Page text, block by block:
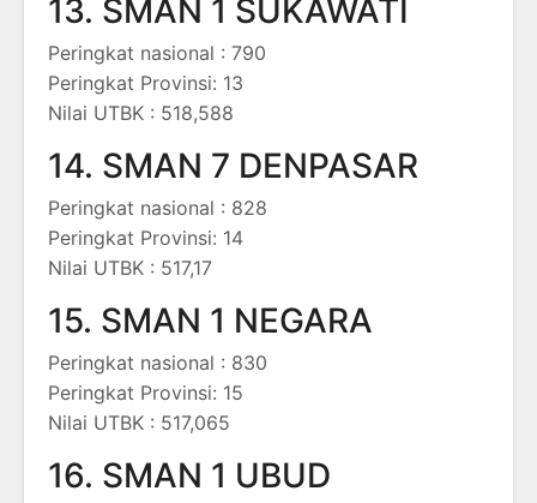
13. SMAN 1 SUKAWATI
Peringkat nasional : 790
Peringkat Provinsi: 13
Nilai UTBK : 518,588
14. SMAN 7 DENPASAR
Peringkat nasional : 828
Peringkat Provinsi: 14
Nilai UTBK : 517,17
15. SMAN 1 NEGARA
Peringkat nasional : 830
Peringkat Provinsi: 15
Nilai UTBK : 517,065
16. SMAN 1 UBUD